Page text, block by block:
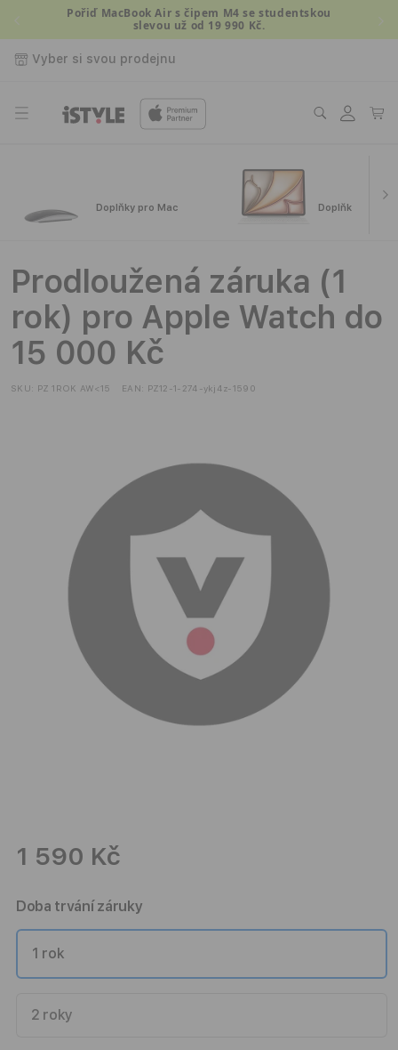
Přejít kPořiď MacBook Air s čipem M4 se studentskou
slevou už od 19 990 Kč.
Vyber si svou prodejnu
Přihlásit
se
Košík
Doplňky pro Mac Doplňky pro
Prodloužená záruka (1
rok) pro Apple Watch do
15 000 Kč
SKU: PZ 1ROK AW<15 EAN: PZ12-1-274-ykj4z-1590
1 590 Kč
Doba trvání záruky
1 rok
2 roky